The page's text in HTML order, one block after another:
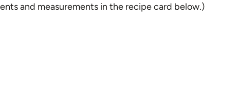
and measurements in the recipe card below.)